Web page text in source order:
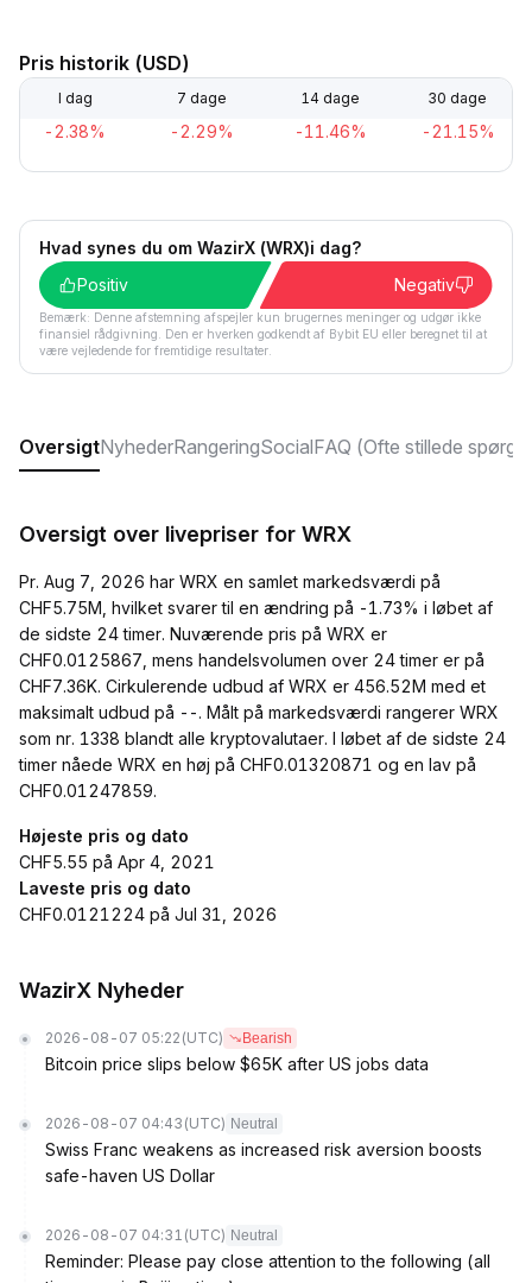
Pris historik (USD)
I dag 7 dage 14 dage 30 dage
-2.38% -2.29% -11.46% -21.15%
Hvad synes du om WazirX (WRX)i dag?
Positiv
Negativ
Bemærk: Denne afstemning afspejler kun brugernes meninger og udgør ikke
finansiel rådgivning. Den er hverken godkendt af Bybit EU eller beregnet til at
være vejledende for fremtidige resultater.
OversigtNyhederRangeringSocialFAQ (Ofte stillede
Oversigt over livepriser for WRX
Pr. Aug 7, 2026 har WRX en samlet markedsværdi på
CHF5.75M, hvilket svarer til en ændring på -1.73% i løbet af
de sidste 24 timer. Nuværende pris på WRX er
CHF0.0125867, mens handelsvolumen over 24 timer er på
CHF7.36K. Cirkulerende udbud af WRX er 456.52M med et
maksimalt udbud på --. Målt på markedsværdi rangerer WRX
som nr. 1338 blandt alle kryptovalutaer. I løbet af de sidste 24
timer nåede WRX en høj på CHF0.01320871 og en lav på
CHF0.01247859.
Højeste pris og dato
CHF5.55 på Apr 4, 2021
Laveste pris og dato
CHF0.0121224 på Jul 31, 2026
WazirX Nyheder
2026-08-07 05:22 (UTC) Bearish
Bitcoin price slips below $65K after US jobs data
2026-08-07 04:43 (UTC) Neutral
Swiss Franc weakens as increased risk aversion boosts
safe-haven US Dollar
2026-08-07 04:31 (UTC) Neutral
Reminder: Please pay close attention to the following (all